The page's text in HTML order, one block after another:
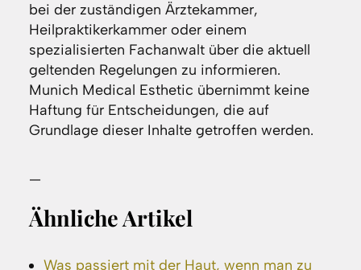
bei der zuständigen Ärztekammer,
Heilpraktikerkammer oder einem
spezialisierten Fachanwalt über die aktuell
geltenden Regelungen zu informieren.
Munich Medical Esthetic übernimmt keine
Haftung für Entscheidungen, die auf
Grundlage dieser Inhalte getroffen werden.
—
Ähnliche Artikel
Was passiert mit der Haut, wenn man zu